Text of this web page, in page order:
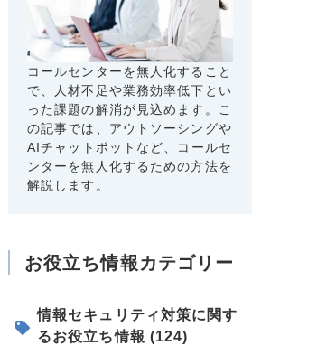
コールセンターを無人化すること
で、人材不足や業務効率低下とい
った課題の解消が見込めます。こ
の記事では、アウトソーシングや
AIチャットボットなど、コールセ
ンターを無人化するための方法を
解説します。
お役立ち情報カテゴリー
情報セキュリティ対策に関す
るお役立ち情報 (124)